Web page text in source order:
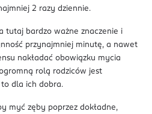
2 razy dziennie.
tutaj bardzo ważne znaczenie i
przynajmniej minutę, a nawet
nakładać obowiązku mycia
rolą rodziców jest
to dla ich dobra.
myć zęby poprzez dokładne,